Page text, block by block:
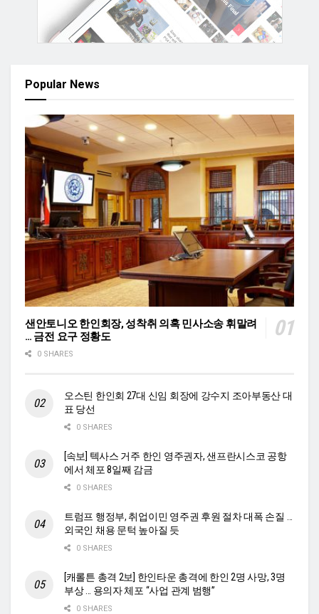
Popular News
샌안토니오 한인회장, 성착취 의혹 민사소송 휘말려
… 금전 요구 정황도
0 SHARES
오스틴 한인회 27대 신임 회장에 강수지 조아부동산 대
표 당선
0 SHARES
[속보] 텍사스 거주 한인 영주권자, 샌프란시스코 공항
에서 체포 8일째 감금
0 SHARES
트럼프 행정부, 취업이민 영주권 후원 절차 대폭 손질 …
외국인 채용 문턱 높아질 듯
0 SHARES
[캐롤튼 총격 2보] 한인타운 총격에 한인 2명 사망, 3명
부상 … 용의자 체포 “사업 관계 범행”
0 SHARES